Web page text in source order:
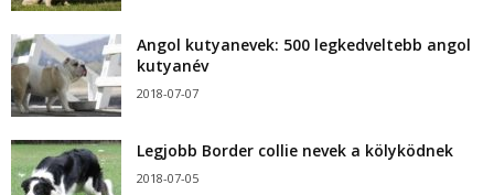
Angol kutyanevek: 500 legkedveltebb angol
kutyanév
2018-07-07
Legjobb Border collie nevek a kölyködnek
2018-07-05